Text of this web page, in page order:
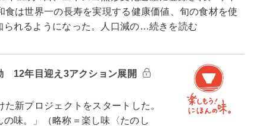
は世界一の長寿を実現する健康価値、旬の食材を使
れるようになった。人口減の…続きを読む
12年目迎え3アクション展開
新プロジェクトをスタートした。
味。」（略称＝楽し味〈たのし